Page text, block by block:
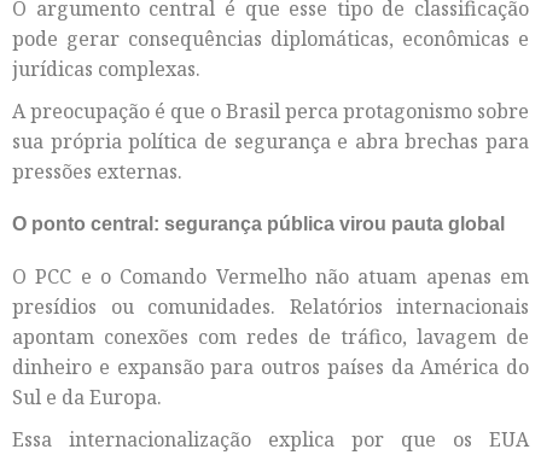
O argumento central é que esse tipo de classificação
pode gerar consequências diplomáticas, econômicas e
jurídicas complexas.
A preocupação é que o Brasil perca protagonismo sobre
sua própria política de segurança e abra brechas para
pressões externas.
O ponto central: segurança pública virou pauta global
O PCC e o Comando Vermelho não atuam apenas em
presídios ou comunidades. Relatórios internacionais
apontam conexões com redes de tráfico, lavagem de
dinheiro e expansão para outros países da América do
Sul e da Europa.
Essa internacionalização explica por que os EUA